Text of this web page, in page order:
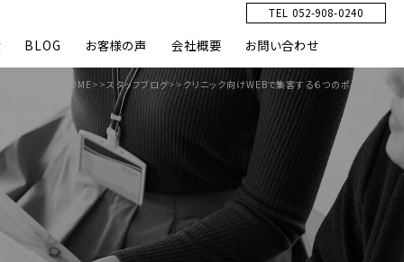
BLOG お客様の声 会社概要 お問い合わせ
TEL 052-908-0240
HOME>>スタッフブログ>>クリニック向けWEBで集客する６つのポイント